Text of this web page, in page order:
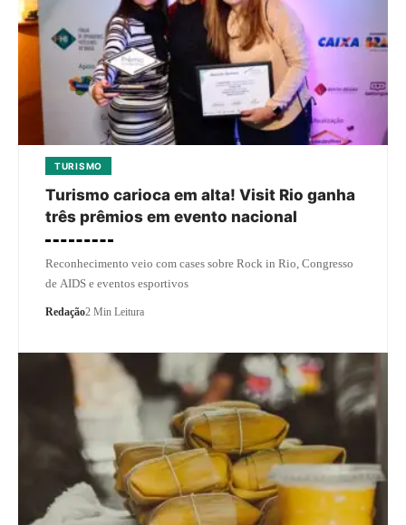
TURISMO
Turismo carioca em alta! Visit Rio ganha
três prêmios em evento nacional
Reconhecimento veio com cases sobre Rock in Rio, Congresso
de AIDS e eventos esportivos
Redação2 Min Leitura